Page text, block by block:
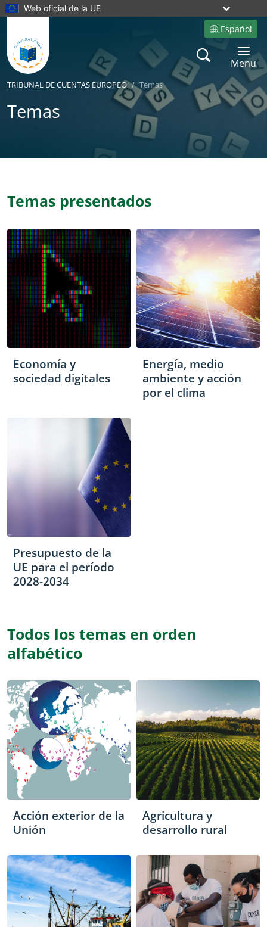
Web oficial de la UE
Español
Site language
Search
Toggle
Menu
TRIBUNAL DE CUENTAS EUROPEO Temas
Temas
Temas presentados
Economía y
sociedad digitales
Energía, medio
ambiente y acción
por el clima
Presupuesto de la
UE para el período
2028-2034
Todos los temas en orden
alfabético
Acción exterior de la
Unión
Agricultura y
desarrollo rural